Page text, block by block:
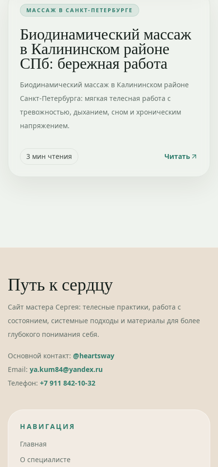
МАССАЖ В САНКТ-ПЕТЕРБУРГЕ
Биодинамический массаж
в Калининском районе
СПб: бережная работа
Биодинамический массаж в Калининском районе
Санкт-Петербурга: мягкая телесная работа с
тревожностью, дыханием, сном и хроническим
напряжением.
3 мин чтения Читать
Путь к сердцу
Сайт мастера Сергея: телесные практики, работа с
состоянием, системные подходы и материалы для более
глубокого понимания себя.
Основной контакт: @heartsway
Email: ya.kum84@yandex.ru
Телефон: +7 911 842-10-32
НАВИГАЦИЯ
Главная
О специалисте